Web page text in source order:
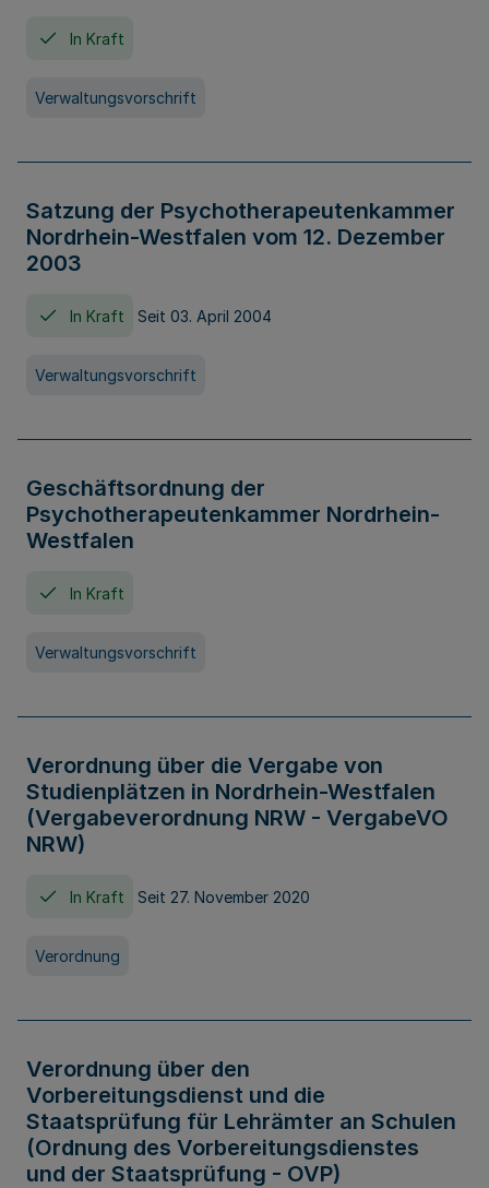
In Kraft
Verwaltungsvorschrift
Satzung der Psychotherapeutenkammer
Nordrhein-Westfalen vom 12. Dezember
2003
In Kraft Seit 03. April 2004
Verwaltungsvorschrift
Geschäftsordnung der
Psychotherapeutenkammer Nordrhein-
Westfalen
In Kraft
Verwaltungsvorschrift
Verordnung über die Vergabe von
Studienplätzen in Nordrhein-Westfalen
(Vergabeverordnung NRW - VergabeVO
NRW)
In Kraft Seit 27. November 2020
Verordnung
Verordnung über den
Vorbereitungsdienst und die
Staatsprüfung für Lehrämter an Schulen
(Ordnung des Vorbereitungsdienstes
und der Staatsprüfung - OVP)